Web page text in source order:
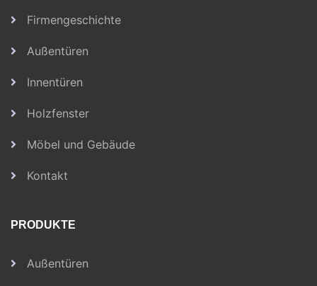
Firmengeschichte
Außentüren
Innentüren
Holzfenster
Möbel und Gebäude
Kontakt
PRODUKTE
Außentüren